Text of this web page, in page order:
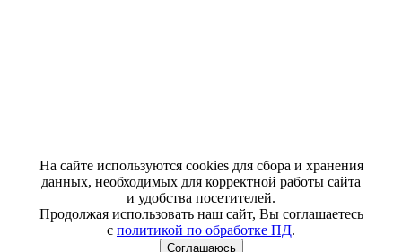
На сайте используются cookies для сбора и хранения
данных, необходимых для корректной работы сайта
и удобства посетителей.
Продолжая использовать наш сайт, Вы соглашаетесь
с политикой по обработке ПД.
Соглашаюсь